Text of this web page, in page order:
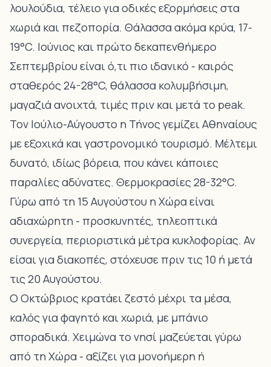
λουλούδια, τέλειο για οδικές εξορμήσεις στα
χωριά και πεζοπορία. Θάλασσα ακόμα κρύα, 17-
19°C. Ιούνιος και πρώτο δεκαπενθήμερο
Σεπτεμβρίου είναι ό,τι πιο ιδανικό - καιρός
σταθερός 24-28°C, θάλασσα κολυμβήσιμη,
μαγαζιά ανοιχτά, τιμές πριν και μετά το peak.
Τον Ιούλιο-Αύγουστο η Τήνος γεμίζει Αθηναίους
με εξοχικά και γαστρονομικό τουρισμό. Μέλτεμι
δυνατό, ιδίως βόρεια, που κάνει κάποιες
παραλίες αδύνατες. Θερμοκρασίες 28-32°C.
Γύρω από τη 15 Αυγούστου η Χώρα είναι
αδιαχώρητη - προσκυνητές, τηλεοπτικά
συνεργεία, περιοριστικά μέτρα κυκλοφορίας. Αν
είσαι για διακοπές, στόχευσε πριν τις 10 ή μετά
τις 20 Αυγούστου.
Ο Οκτώβριος κρατάει ζεστό μέχρι τα μέσα,
καλός για φαγητό και χωριά, με μπάνιο
σποραδικά. Χειμώνα το νησί μαζεύεται γύρω
από τη Χώρα - αξίζει για μονοήμερη ή